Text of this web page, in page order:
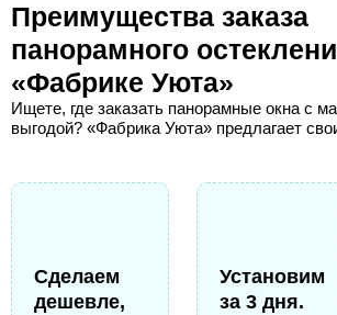
Преимущества заказа
панорамного
«Фабрике Уюта»
Ищете, где заказать панорамные окна с
выгодой? «Фабрика Уюта» предлагает
Сделаем
дешевле,
Установим
за 3 дня.